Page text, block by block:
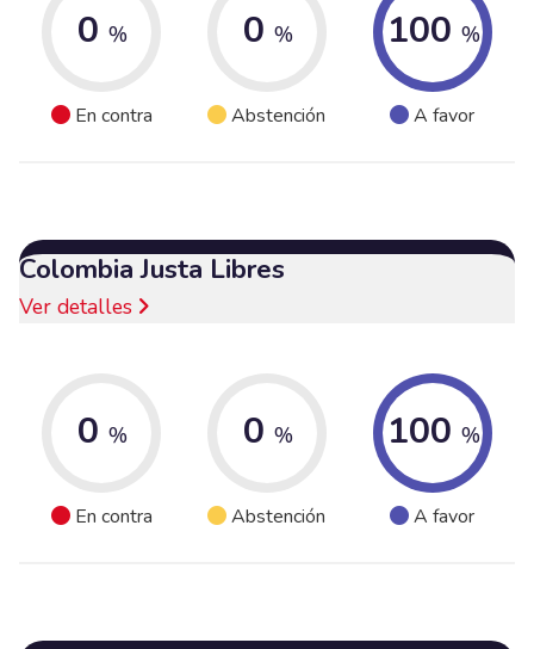
0 %
En contra
0 %
Abstención
100 %
A favor
Colombia Justa Libres
Ver detalles
0 %
En contra
0 %
Abstención
100 %
A favor